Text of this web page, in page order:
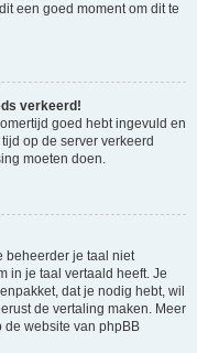
een goed moment om dit te
verkeerd!
goed hebt ingevuld en
op de server verkeerd
moeten doen.
beheerder je taal niet
in je taal vertaald heeft. Je
dat je nodig hebt, wil
de vertaling maken. Meer
de website van phpBB